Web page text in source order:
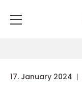
17. January 2024